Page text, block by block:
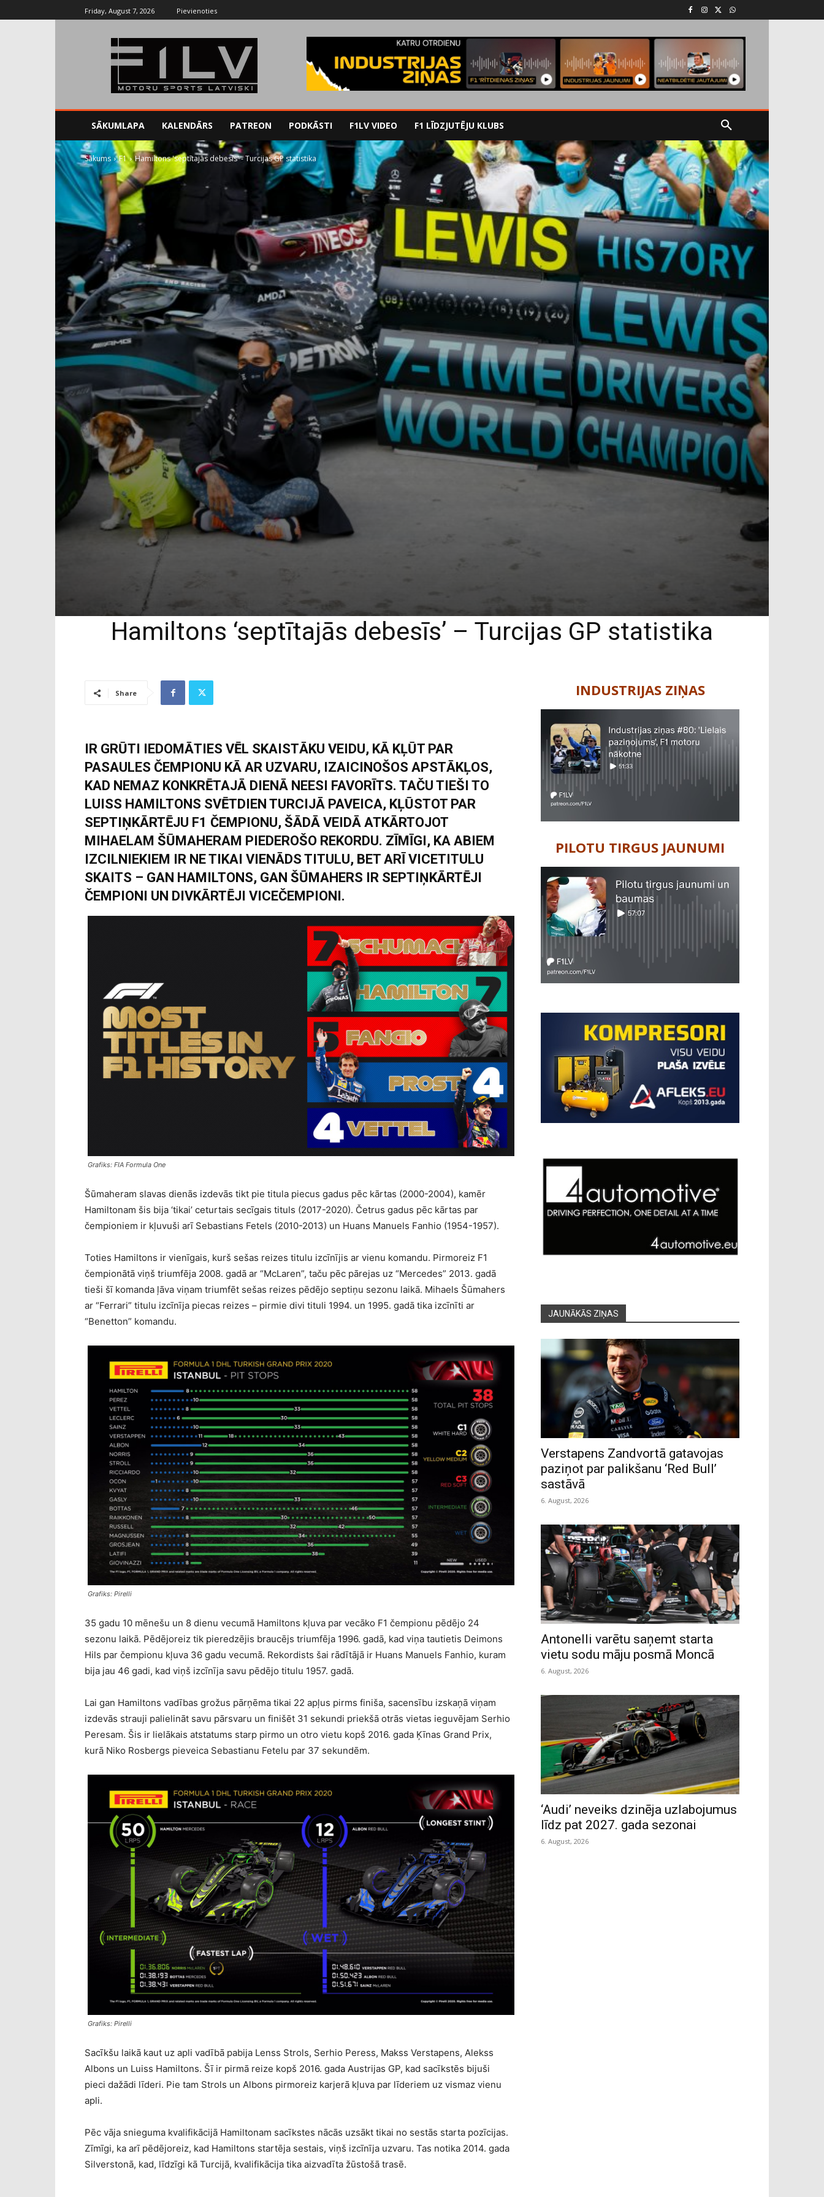
Friday, August 7, 2026 Pievienoties
SĀKUMLAPA KALENDĀRS PATREON PODKĀSTI F1LV VIDEO F1 LĪDZJUTĒJU KLUBS
Sākums F1 Hamiltons 'septītajās debesīs' - Turcijas GP statistika
Hamiltons ‘septītajās debesīs’ – Turcijas GP statistika
Share
IR GRŪTI IEDOMĀTIES VĒL SKAISTĀKU VEIDU, KĀ KĻŪT PAR
PASAULES ČEMPIONU KĀ AR UZVARU, IZAICINOŠOS APSTĀKĻOS,
KAD NEMAZ KONKRĒTAJĀ DIENĀ NEESI FAVORĪTS. TAČU TIEŠI TO
LUISS HAMILTONS SVĒTDIEN TURCIJĀ PAVEICA, KĻŪSTOT PAR
SEPTIŅKĀRTĒJU F1 ČEMPIONU, ŠĀDĀ VEIDĀ ATKĀRTOJOT
MIHAELAM ŠŪMAHERAM PIEDEROŠO REKORDU. ZĪMĪGI, KA ABIEM
IZCILNIEKIEM IR NE TIKAI VIENĀDS TITULU, BET ARĪ VICETITULU
SKAITS – GAN HAMILTONS, GAN ŠŪMAHERS IR SEPTIŅKĀRTĒJI
ČEMPIONI UN DIVKĀRTĒJI VICEČEMPIONI.
Grafiks: FIA Formula One
Šūmaheram slavas dienās izdevās tikt pie titula piecus gadus pēc kārtas (2000-2004), kamēr
Hamiltonam šis bija ‘tikai’ ceturtais secīgais tituls (2017-2020). Četrus gadus pēc kārtas par
čempioniem ir kļuvuši arī Sebastians Fetels (2010-2013) un Huans Manuels Fanhio (1954-1957).
Toties Hamiltons ir vienīgais, kurš sešas reizes titulu izcīnījis ar vienu komandu. Pirmoreiz F1
čempionātā viņš triumfēja 2008. gadā ar “McLaren”, taču pēc pārejas uz “Mercedes” 2013. gadā
tieši šī komanda ļāva viņam triumfēt sešas reizes pēdējo septiņu sezonu laikā. Mihaels Šūmahers
ar “Ferrari” titulu izcīnīja piecas reizes – pirmie divi tituli 1994. un 1995. gadā tika izcīnīti ar
“Benetton” komandu.
Grafiks: Pirelli
35 gadu 10 mēnešu un 8 dienu vecumā Hamiltons kļuva par vecāko F1 čempionu pēdējo 24
sezonu laikā. Pēdējoreiz tik pieredzējis braucējs triumfēja 1996. gadā, kad viņa tautietis Deimons
Hils par čempionu kļuva 36 gadu vecumā. Rekordists šai rādītājā ir Huans Manuels Fanhio, kuram
bija jau 46 gadi, kad viņš izcīnīja savu pēdējo titulu 1957. gadā.
Lai gan Hamiltons vadības grožus pārņēma tikai 22 apļus pirms finiša, sacensību izskaņā viņam
izdevās strauji palielināt savu pārsvaru un finišēt 31 sekundi priekšā otrās vietas ieguvējam Serhio
Peresam. Šis ir lielākais atstatums starp pirmo un otro vietu kopš 2016. gada Ķīnas Grand Prix,
kurā Niko Rosbergs pieveica Sebastianu Fetelu par 37 sekundēm.
Grafiks: Pirelli
Sacīkšu laikā kaut uz apli vadībā pabija Lenss Strols, Serhio Peress, Makss Verstapens, Alekss
Albons un Luiss Hamiltons. Šī ir pirmā reize kopš 2016. gada Austrijas GP, kad sacīkstēs bijuši
pieci dažādi līderi. Pie tam Strols un Albons pirmoreiz karjerā kļuva par līderiem uz vismaz vienu
apli.
Pēc vāja snieguma kvalifikācijā Hamiltonam sacīkstes nācās uzsākt tikai no sestās starta pozīcijas.
Zīmīgi, ka arī pēdējoreiz, kad Hamiltons startēja sestais, viņš izcīnīja uzvaru. Tas notika 2014. gada
Silverstonā, kad, līdzīgi kā Turcijā, kvalifikācija tika aizvadīta žūstošā trasē.
INDUSTRIJAS ZIŅAS
PILOTU TIRGUS JAUNUMI
JAUNĀKĀS ZIŅAS
Verstapens Zandvortā gatavojas
paziņot par palikšanu ‘Red Bull’
sastāvā
6. August, 2026
Antonelli varētu saņemt starta
vietu sodu māju posmā Moncā
6. August, 2026
‘Audi’ neveiks dzinēja uzlabojumus
līdz pat 2027. gada sezonai
6. August, 2026